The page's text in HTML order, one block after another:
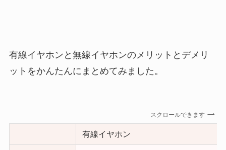
有線イヤホンと無線イヤホンのメリットとデメリ
ットをかんたんにまとめてみました。
スクロールできます
有線イヤホン